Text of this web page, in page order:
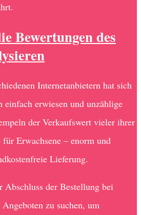
Bewertungen des
Internetanbietern hat sich
einfach erwiesen und unzählige
der Verkaufswert vieler ihrer
Erwachsene – enorm und
Lieferung.
Abschluss der Bestellung bei
zu suchen, um